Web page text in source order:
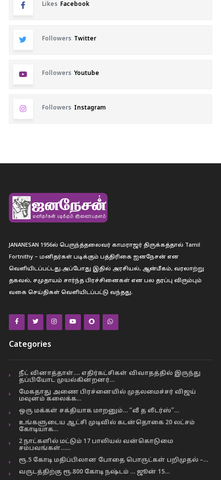
Likes Facebook
Followers Twitter
Followers Youtube
Followers Instagram
JANANESAN 1956ல் பெருந்த்தலைவர் காமராஜர் திருக்கத்தால் Tamil
Fortnithy – மனிதர்கள் படிக்கும் பத்திரிகை ஐனநேசன் என
வெளியிடப்பட்டது.அப்போது இதில் அரசியல், ஆன்மீகம், வரலாற்று
தகவல், சமுதாயம் சார்ந்த பிரச்சினைகள் என பல தரப்பு விரும்பும்
வகை செய்திகள் வெளியிடப்பட்டு வந்தது.
Categories
நீட் வினாத்தாள்…. எதிர்கட்சிகள் விவாதத்தில் இருந்து
தப்பியோட முயல்கின்றனர்…
மேகதாது அணை பிரச்னையில் முதலமைச்சர் விஜய்
மவுனம் கலைக்க…
ஒரு மக்கள் சக்தியாக மாறனும்… “வீ த லீடர்ஸ்”…
உங்களுடைய ஆட்சி முடிவில் கடன்தொகை 20 லட்சம்
கோடியாக…
2 நாட்களில் மட்டும் 17 பாலியல் வன்கொடுமை
சம்பவங்கள்……
ரூ.5 கோடி மதிப்பிலான போதை பொருட்கள் பறிமுதல் –…
வருடத்திற்கு ரூ.800 கோடி நஷ்டம் … ஜூன் 15…